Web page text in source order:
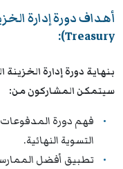
Treasury):
سيتمكن المشاركون من:
فهم دورة المدفوعات
التسوية النهائية.
تطبيق أفضل